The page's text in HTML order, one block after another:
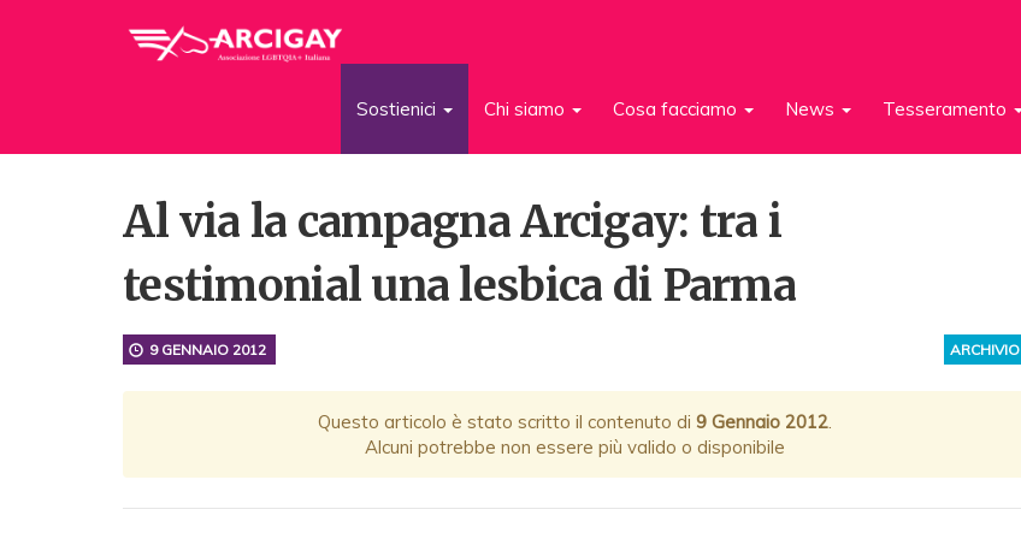
Sostienici Chi siamo Cosa facciamo News Tesseramento
Al via la campagna Arcigay: tra i
testimonial una lesbica di Parma
ARCHIVIO
9 GENNAIO 2012
Questo articolo è stato scritto il contenuto di 9 Gennaio 2012.
Alcuni potrebbe non essere più valido o disponibile